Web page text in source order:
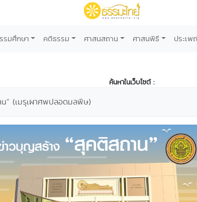
รมศึกษา คติธรรม ศาสนสถาน ศาสนพิธี ประเ
ค้นหาในเว็บไซต์ :
” (เมรุเผาศพปลอดมลพิษ)